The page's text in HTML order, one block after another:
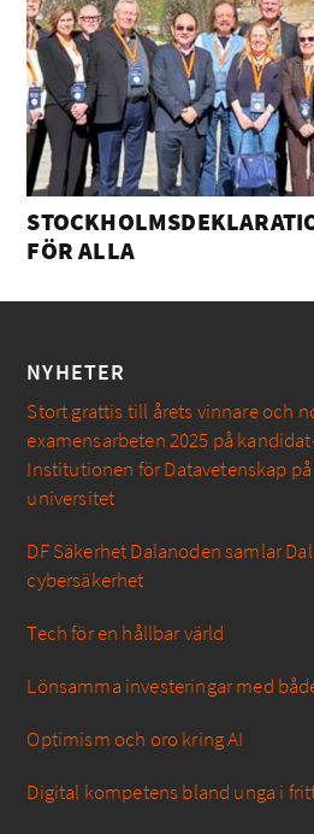
FÖR ALLA
NYHETER
Stort grattis till årets vinnare och
examensarbeten 2025 på
Institutionen för Datavetenskap
universitet
DF Säkerhet Dalanoden samlar
cybersäkerhet
Tech för en hållbar värld
Lönsamma investeringar med
Optimism och oro kring AI
Digital kompetens bland unga i